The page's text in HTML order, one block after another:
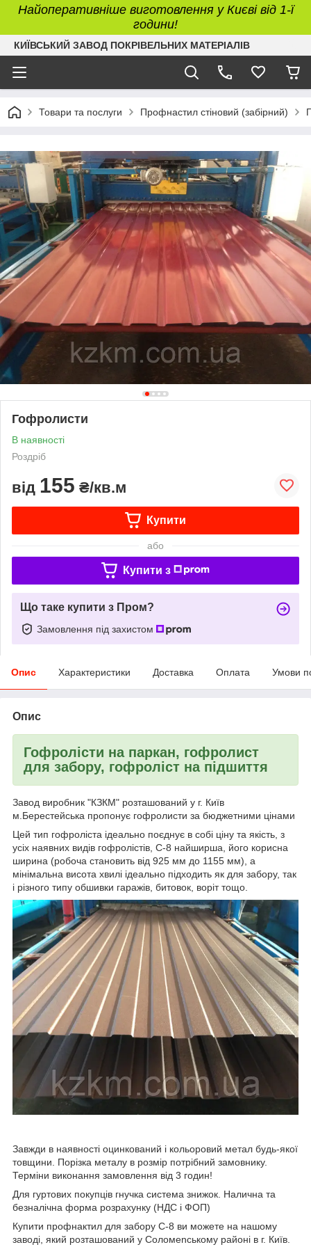
Найоперативніше виготовлення у Києві від 1-ї
години!
КИЇВСЬКИЙ ЗАВОД ПОКРІВЕЛЬНИХ МАТЕРІАЛІВ
Товари та послуги Профнастил стіновий (забірний)
Гофролисти
В наявності
Роздріб
від 155 ₴/кв.м
Купити
або
Купити з
Що таке купити з Пром?
Замовлення під захистом
Опис Характеристики Доставка Оплата Умови
Опис
Гофролісти на паркан, гофролист
для забору, гофроліст на підшиття
Завод виробник "КЗКМ" розташований у г. Київ
м.Берестейська пропонує гофролисти за бюджетними цінами
Цей тип гофроліста ідеально поєднує в собі ціну та якість, з
усіх наявних видів гофролістів, С-8 найширша, його корисна
ширина (робоча становить від 925 мм до 1155 мм), а
мінімальна висота хвилі ідеально підходить як для забору, так
і різного типу обшивки гаражів, битовок, воріт тощо.
Завжди в наявності оцинкований і кольоровий метал будь-якої
товщини. Порізка металу в розмір потрібний замовнику.
Терміни виконання замовлення від 3 годин!
Для гуртових покупців гнучка система знижок. Налична та
безналічна форма розрахунку (НДС і ФОП)
Купити профнактил для забору С-8 ви можете на нашому
заводі, який розташований у Соломenському районі в г. Київ.